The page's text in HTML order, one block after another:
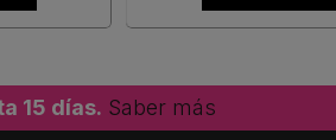
15 días. Saber más